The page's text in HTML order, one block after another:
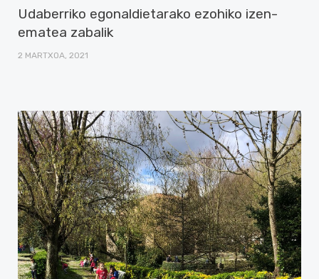
Udaberriko egonaldietarako ezohiko izen-
ematea zabalik
2 MARTXOA, 2021